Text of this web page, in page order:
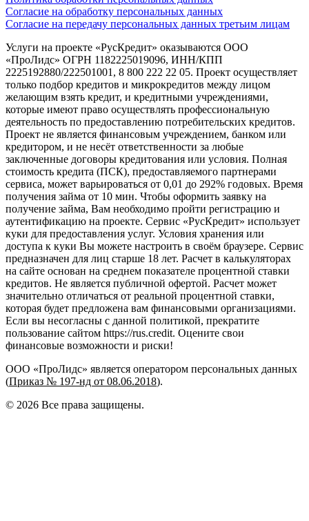
Согласие на обработку персональных данных
Согласие на передачу персональных данных третьим лицам
Услуги на проекте «РусКредит» оказываются ООО
«ПроЛидс» ОГРН 1182225019096, ИНН/КПП
2225192880/222501001, 8 800 222 22 05. Проект осуществляет
только подбор кредитов и микрокредитов между лицом
желающим взять кредит, и кредитными учреждениями,
которые имеют право осуществлять профессиональную
деятельность по предоставлению потребительских кредитов.
Проект не является финансовым учреждением, банком или
кредитором, и не несёт ответственности за любые
заключенные договоры кредитования или условия. Полная
стоимость кредита (ПСК), предоставляемого партнерами
сервиса, может варьироваться от 0,01 до 292% годовых. Время
получения займа от 10 мин. Чтобы оформить заявку на
получение займа, Вам необходимо пройти регистрацию и
аутентификацию на проекте. Сервис «РусКредит» использует
куки для предоставления услуг. Условия хранения или
доступа к куки Вы можете настроить в своём браузере. Сервис
предназначен для лиц старше 18 лет. Расчет в калькуляторах
на сайте основан на среднем показателе процентной ставки
кредитов. Не является публичной офертой. Расчет может
значительно отличаться от реальной процентной ставки,
которая будет предложена вам финансовыми организациями.
Если вы несогласны с данной политикой, прекратите
пользование сайтом https://rus.credit. Оцените свои
финансовые возможности и риски!
ООО «ПроЛидс» является оператором персональных данных
(Приказ № 197-нд от 08.06.2018).
© 2026 Все права защищены.